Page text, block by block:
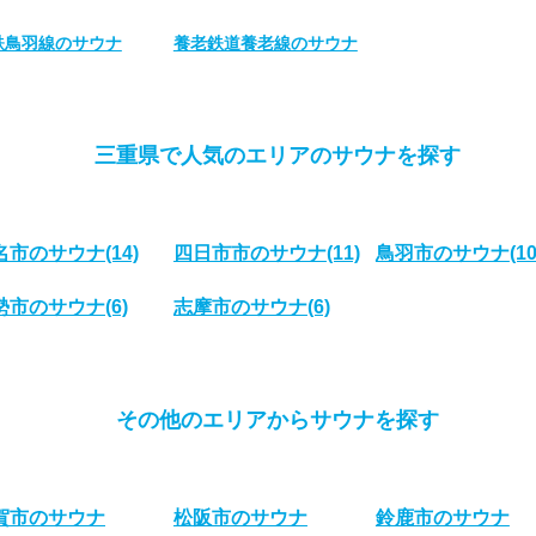
鳥羽線のサウナ 養老鉄道養老線のサウナ
三重県で人気のエリアのサウナを探す
市のサウナ(14) 四日市市のサウナ(11) 鳥羽市のサウナ
市のサウナ(6) 志摩市のサウナ(6)
その他のエリアからサウナを探す
市のサウナ 松阪市のサウナ 鈴鹿市のサウナ